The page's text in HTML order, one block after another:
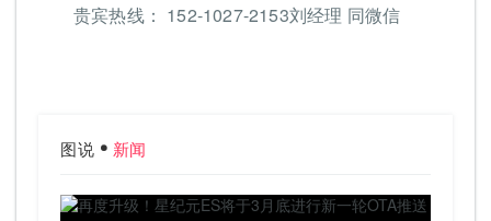
贵宾热线： 152-1027-2153刘经理 同微信
图说 新闻